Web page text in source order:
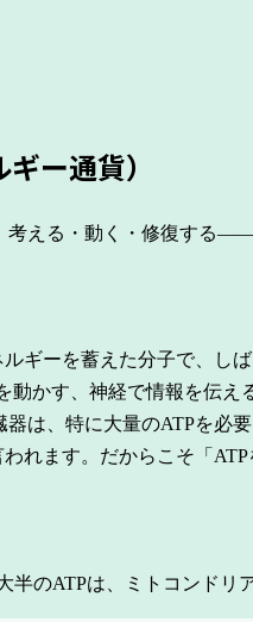
ー通貨）
える・動く・修復する——
ギーを蓄えた分子で、し
動かす、神経で情報を伝
は、特に大量のATPを必要
れます。だからこそ「
のATPは、ミトコンドリ